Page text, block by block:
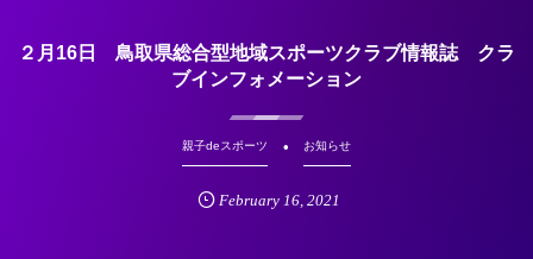
２月16日 鳥取県総合型地域スポーツクラブ情報誌 クラ
ブインフォメーション
親子deスポーツ お知らせ
February 16, 2021